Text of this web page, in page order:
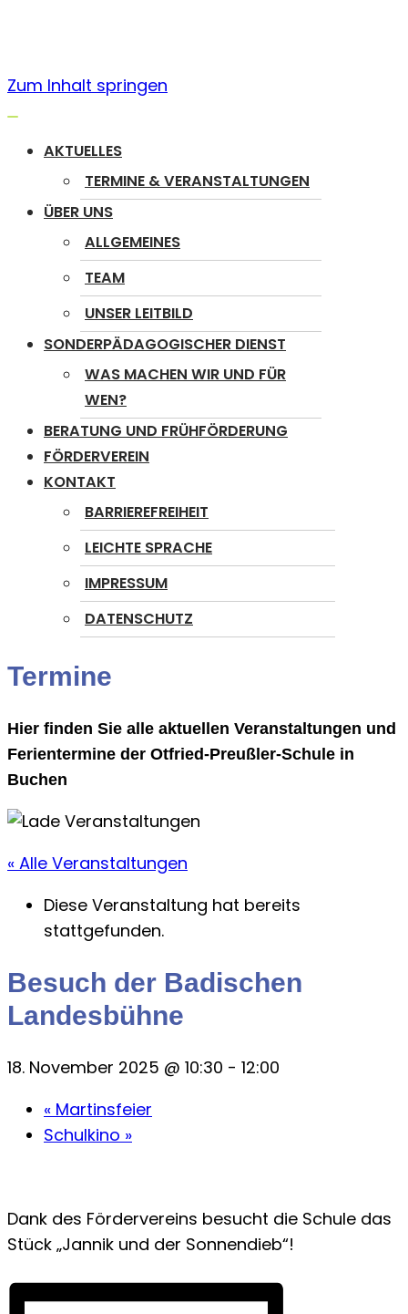
Zum Inhalt springen
umschalten
AKTUELLES
TERMINE & VERANSTALTUNGEN
ÜBER UNS
ALLGEMEINES
TEAM
UNSER LEITBILD
SONDERPÄDAGOGISCHER DIENST
WAS MACHEN WIR UND FÜR
WEN?
BERATUNG UND FRÜHFÖRDERUNG
FÖRDERVEREIN
KONTAKT
BARRIEREFREIHEIT
LEICHTE SPRACHE
IMPRESSUM
DATENSCHUTZ
Termine
Hier finden Sie alle aktuellen Veranstaltungen und
Ferientermine der Otfried-Preußler-Schule in
Buchen
« Alle Veranstaltungen
Diese Veranstaltung hat bereits
stattgefunden.
Besuch der Badischen
Landesbühne
18. November 2025 @ 10:30 - 12:00
« Martinsfeier
Schulkino »
Dank des Fördervereins besucht die Schule das
Stück „Jannik und der Sonnendieb“!